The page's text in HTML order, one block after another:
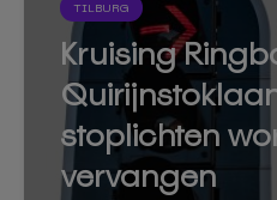
TILBURG
Kruising
stoplichten
vervangen